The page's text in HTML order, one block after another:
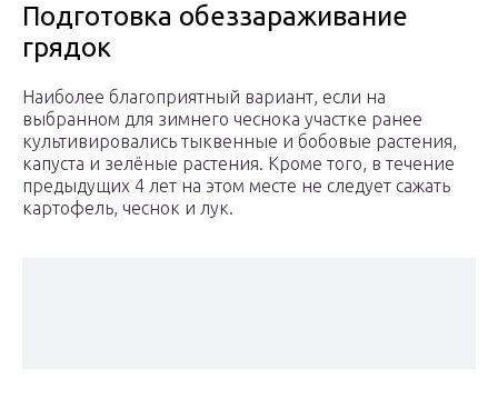
Подготовка обеззараживание
грядок
Наиболее благоприятный вариант, если на
выбранном для зимнего чеснока участке ранее
культивировались тыквенные и бобовые растения,
капуста и зелёные растения. Кроме того, в течение
предыдущих 4 лет на этом месте не следует сажать
картофель, чеснок и лук.